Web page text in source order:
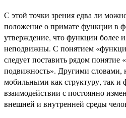
С этой точки зрения едва ли
положение о примате функции в
утверждение, что функции более
неподвижны. С понятием
следует поставить рядом понятие
подвижность». Другими словами,
мобильными как структуру, так
взаимодействии с постоянно
внешней и внутренней среды